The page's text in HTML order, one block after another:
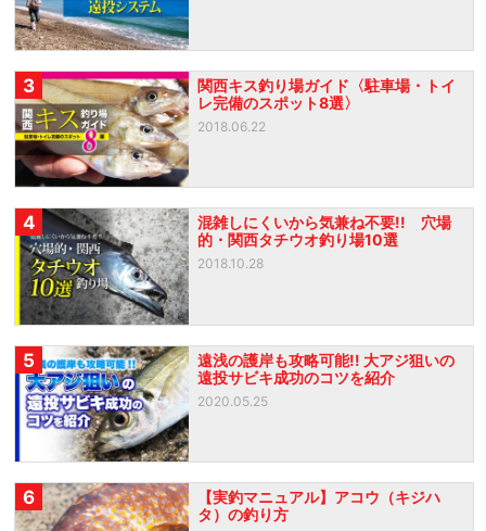
3
関西キス釣り場ガイド〈駐車場・トイ
レ完備のスポット8選〉
2018.06.22
4
混雑しにくいから気兼ね不要!! 穴場
的・関西タチウオ釣り場10選
2018.10.28
5
遠浅の護岸も攻略可能!! 大アジ狙いの
遠投サビキ成功のコツを紹介
2020.05.25
6
【実釣マニュアル】アコウ（キジハ
タ）の釣り方